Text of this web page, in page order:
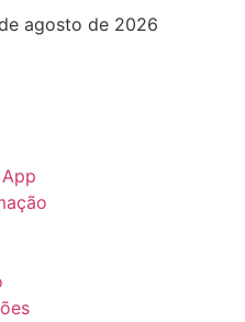
agosto de 2026